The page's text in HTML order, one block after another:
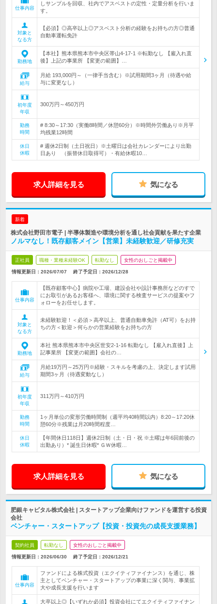
仕事内容
しサンプルを回収、社内でアスベストの定性・定量分析を行いま
す。
対象と
なる方
【必須】◎高卒以上◎アスベスト分析の経験をお持ちの方◎普通
自動車運転免許
勤務地
【本社】熊本県熊本市中央区帯山4-17-1 ※転勤なし 【雇入れ直
後】上記の事業所 【変更の範囲】…
給与
月給 193,000円～（一律手当含む）※試用期間3ヶ月（待遇や給
与に変更なし）
初年度
年収
300万円～450万円
勤務
時間
# 8:30～17:30（実働8時間／休憩60分）※時間外労働あり※月平
均残業12時間
休日
休暇
# 週休2日制（土日祝日）※土曜日は会社カレンダーにより出勤
日あり （振替休日取得可）・有給休暇10…
求人詳細を見る 気になる
新着
株式会社野田市電子 | 半導体製造や環境分析を通し社会貢献を果たす企業
ノルマなし！既存顧客メイン【営業】未経験歓迎／研修充実
正社員 職種・業種未経験OK 転勤なし 女性のおしごと掲載中
情報更新日：2026/07/07 終了予定日： 2026/12/28
仕事内容
【既存顧客中心】病院や工場、建設会社や設計事務所などのすで
にお取引があるお客様へ、環境に関する検査サービスの提案やフ
ォローをお任せします。
対象と
なる方
未経験歓迎！＜必須＞高卒以上、普通自動車免許（AT可）をお持
ちの方＜歓迎＞何らかの営業経験をお持ちの方
勤務地
本社 熊本県熊本市中央区世安2-1-16 転勤なし 【雇入れ直後】上
記事業所 【変更の範囲】会社の…
給与
月給19万円～25万円※経験・スキルを考慮の上、決定します試用
期間3ヶ月（待遇変動なし）
初年度
年収
311万円～410万円
勤務
時間
1ヶ月単位の変形労働時間制（週平均40時間以内）8:20～17:20休
憩60分※残業は月20時間程度…
休日
休暇
【年間休日118日】週休2日制（土・日・祝 ※土曜は年6回前後の
出勤あり）* 誕生日休暇* ＧＷ休暇…
求人詳細を見る 気になる
肥銀キャピタル株式会社 | スタートアップ企業向けファンドを運営する投資
会社
ベンチャー・スタートアップ【投資・投資先の成長支援業務】
契約社員 転勤なし 女性のおしごと掲載中
情報更新日：2026/06/30 終了予定日： 2026/12/21
仕事内容
ファンドによる株式投資（エクイティファイナンス）を通じ、株
主としてベンチャー・スタートアップの事業に深く関与、事業拡
大や成長支援を行います
大卒以上◎【いずれか必須】投資会社にてエクイティファイナン